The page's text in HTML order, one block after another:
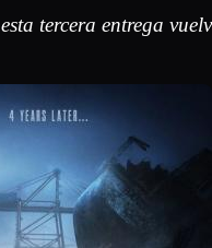
tercera entrega